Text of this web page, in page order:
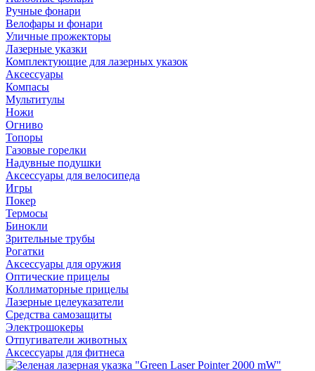
Ручные фонари
Велофары и фонари
Уличные прожекторы
Лазерные указки
Комплектующие для лазерных указок
Аксессуары
Компасы
Мультитулы
Ножи
Огниво
Топоры
Газовые горелки
Надувные подушки
Аксессуары для велосипеда
Игры
Покер
Термосы
Бинокли
Зрительные трубы
Рогатки
Аксессуары для оружия
Оптические прицелы
Коллиматорные прицелы
Лазерные целеуказатели
Средства самозащиты
Электрошокеры
Отпугиватели животных
Аксессуары для фитнеса